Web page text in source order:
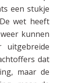
een stukje
wet heeft
kunnen
dat
maar de